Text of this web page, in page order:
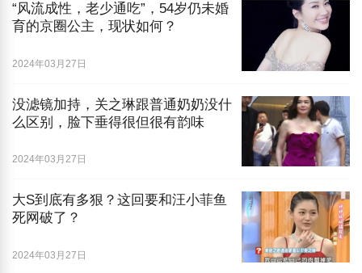
“风流成性，老少通吃”，54岁仍未婚
育的京圈公主，现状如何？
2024年03月27日
没滤镜加持，关之琳跟普通奶奶没什
么区别，脸下垂得很但很有韵味
2024年03月27日
大S到底有多狠？这回要和汪小菲鱼
死网破了？
2024年03月27日